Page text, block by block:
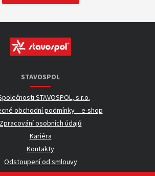
STAVOSPOL
STAVOSPOL, s.r.o.
obchodní podmínky _ e-shop
Zpracování osobních údajů
Kariéra
Kontakty
Odstoupení od smlouvy